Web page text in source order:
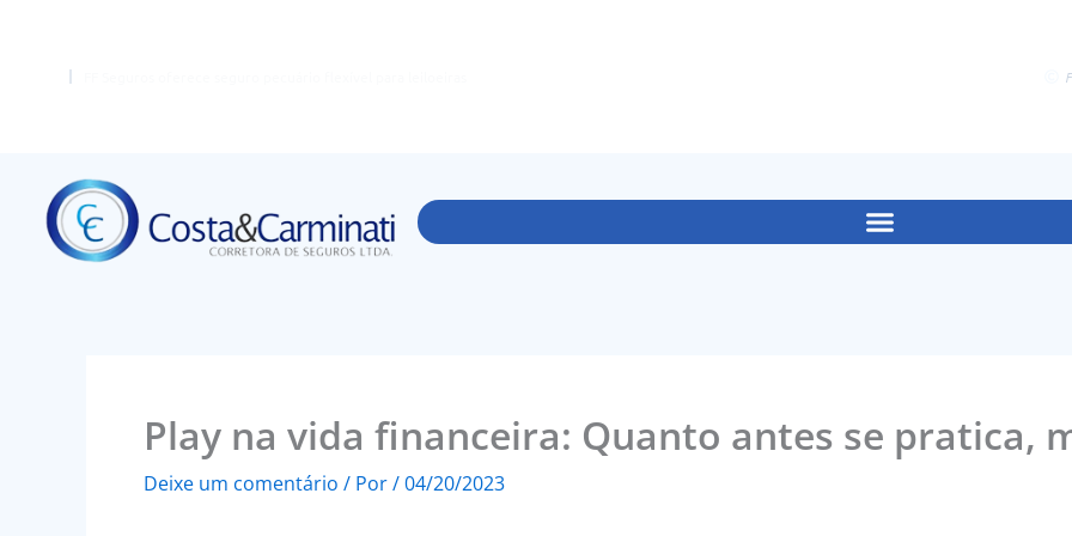
Play na vida financeira: Quanto antes se pratica,
Deixe um comentário / Por/04/20/2023